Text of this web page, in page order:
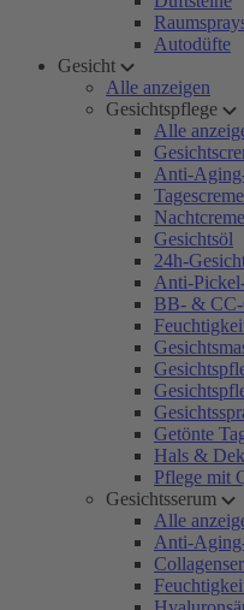
Autodüfte
Gesicht
Alle anzeigen
Gesichtspflege
Alle
Anti-
Tagescreme
Nachtcreme
Gesichtsöl
24h-
Anti-
BB- & CC-
Getönte
Hals &
Pflege mit
Gesichtsserum
Alle
Anti-